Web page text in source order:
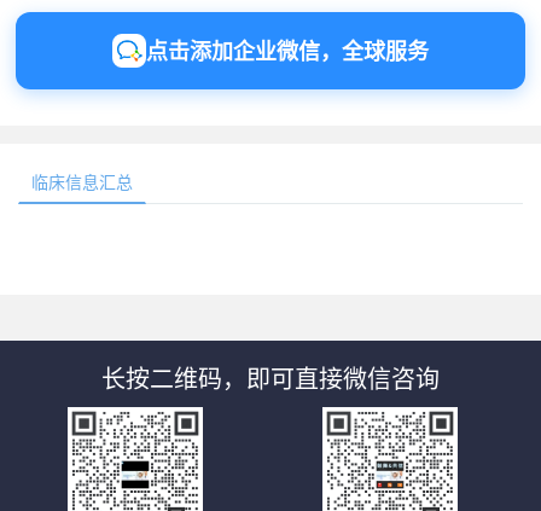
点击添加企业微信，全球服务
临床信息汇总
长按二维码，即可直接微信咨询